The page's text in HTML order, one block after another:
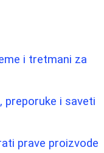
i tretmani za
preporuke i saveti
prave proizvode